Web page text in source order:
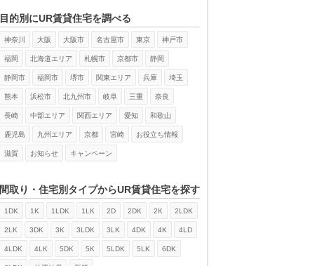
目的別にUR賃貸住宅を調べる
神奈川 大阪 大阪市 名古屋市 東京 神戸市
福岡 北海道エリア 札幌市 京都市 静岡
静岡市 福岡市 堺市 関東エリア 兵庫 埼玉
熊本 浜松市 北九州市 岐阜 三重 奈良
長崎 中部エリア 関西エリア 愛知 和歌山
鹿児島 九州エリア 京都 宮崎 お役立ち情報
滋賀 お知らせ キャンペーン
間取り・住宅別タイプからUR賃貸住宅を探す
1DK 1K 1LDK 1LK 2D 2DK 2K 2LDK
2LK 3DK 3K 3LDK 3LK 4DK 4K 4LD
4LDK 4LK 5DK 5K 5LDK 5LK 6DK
検索